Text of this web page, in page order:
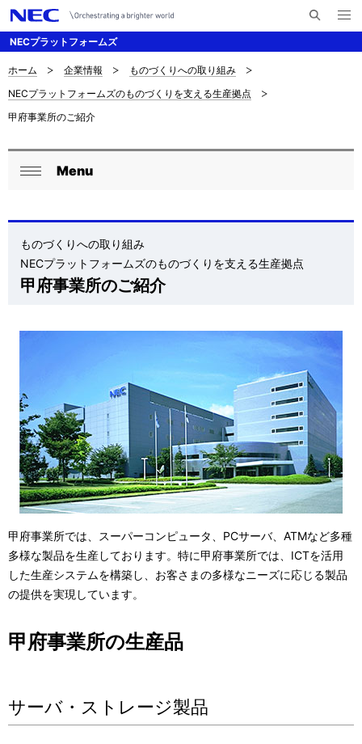
NECプラットフォームズ
メ
ニ
ナ
ビ
ゲ
ー
ン
サ
イ
内
現
在
位
示
し
て
い
す
。
ホーム 企業情報
ものづくりへの取り組み
NECプラットフォームズのものづくりを支える生産拠点
甲府事業所のご紹介
ロ
カ
ル
ビ
ー
シ
ョ
ン
Menu
甲府事業所のご紹介
ものづくりへの取り組み
NECプラットフォームズのものづくりを支える生産拠点
甲府事業所では、スーパーコンピュータ、PCサーバ、ATMなど多種
多様な製品を生産しております。特に甲府事業所では、ICTを活用
した生産システムを構築し、お客さまの多様なニーズに応じる製品
の提供を実現しています。
甲府事業所の生産品
サーバ・ストレージ製品